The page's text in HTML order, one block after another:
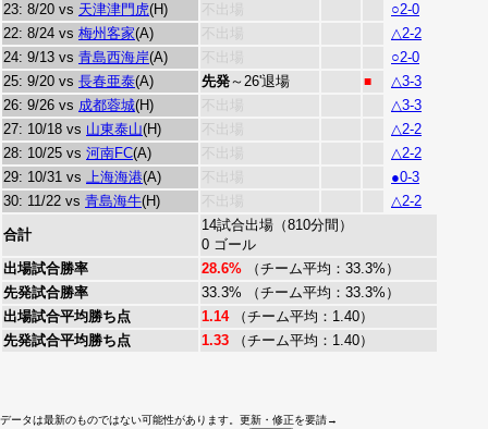
23: 8/20 vs 天津津門虎(H) 不出場
○2-0
22: 8/24 vs 梅州客家(A) 不出場
△2-2
24: 9/13 vs 青島西海岸(A) 不出場
○2-0
25: 9/20 vs 長春亜泰(A) 先発～26'退場 ■
△3-3
26: 9/26 vs 成都蓉城(H) 不出場
△3-3
27: 10/18 vs 山東泰山(H) 不出場
△2-2
28: 10/25 vs 河南FC(A) 不出場
△2-2
29: 10/31 vs 上海海港(A) 不出場
●0-3
30: 11/22 vs 青島海牛(H) 不出場 △2-2
合計
14試合出場（810分間）
0 ゴール
出場試合勝率
28.6% （チーム平均：33.3%）
先発試合勝率
33.3% （チーム平均：33.3%）
出場試合平均勝ち点
1.14（チーム平均：1.40）
先発試合平均勝ち点
1.33 （チーム平均：1.40）
データは最新のものではない可能性があります。更新・修正を要請→